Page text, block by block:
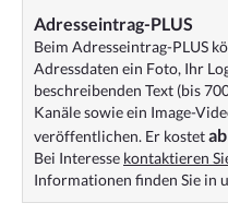
Adresseintrag-PLUS
Beim Adresseintrag-PLUS
Adressdaten ein Foto, Ihr
beschreibenden Text (bis
Kanäle sowie ein Image-
veröffentlichen. Er kostet
Bei Interesse kontaktieren
Informationen finden Sie in